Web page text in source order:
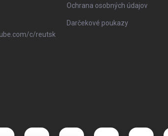
c/reutsk
Ochrana osobných údajov
Darčekové poukazy